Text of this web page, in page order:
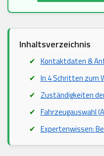
Inhaltsverzeichnis
Kontaktdaten &
In 4 Schritten zum
Zuständigkeiten
Fahrzeugauswahl
Expertenwissen: